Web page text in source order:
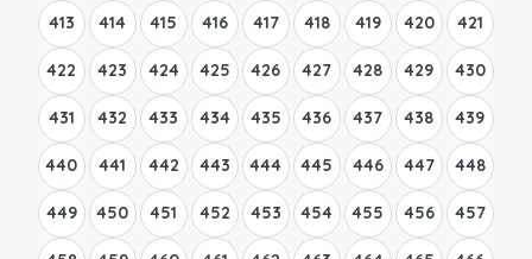
413 414 415 416 417 418 419 420 421
422 423 424 425 426 427 428 429 430
431 432 433 434 435 436 437 438 439
440 441 442 443 444 445 446 447 448
449 450 451 452 453 454 455 456 457